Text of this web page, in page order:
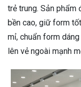
trẻ trung. Sản
bền cao, giữ form
mỉ, chuẩn form
lên vẻ ngoài mạnh